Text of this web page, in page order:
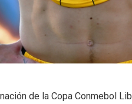
de la Copa Conmebol